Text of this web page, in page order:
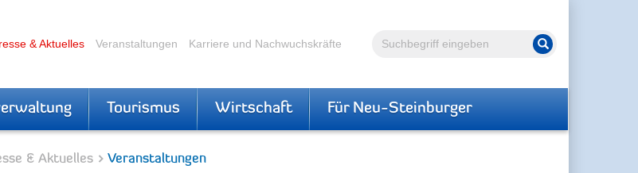
Volltextsuche Suche starten
& Aktuelles Veranstaltungen Karriere und Nachwuchskräfte
Tourismus Wirtschaft Für Neu-Steinburger
& Aktuelles Veranstaltungen